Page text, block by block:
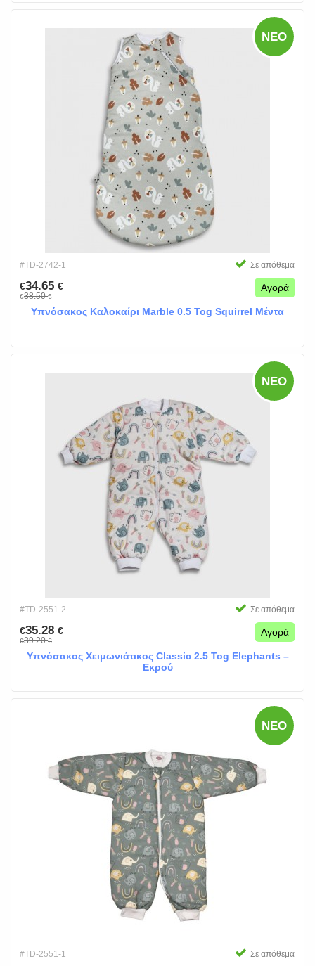
ΝΈΟ
#TD-2742-1 Σε απόθεμα
€34.65 €
€38.50€
Αγορά
Υπνόσακος Καλοκαίρι Marble 0.5 Tog Squirrel Μέντα
ΝΈΟ
#TD-2551-2 Σε απόθεμα
€35.28 €
€39.20€
Αγορά
Υπνόσακος Χειμωνιάτικος Classic 2.5 Tog Elephants –
Εκρού
ΝΈΟ
#TD-2551-1 Σε απόθεμα